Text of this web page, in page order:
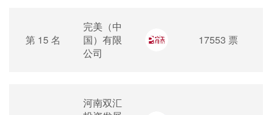
第 15 名
完美（中
国）有限
公司
17553 票
河南双汇